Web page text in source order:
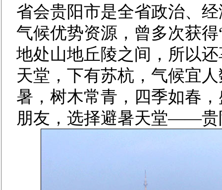
省会贵阳市是全省政治、
气候优势资源，曾多次获
地处山地丘陵之间，所以
天堂，下有苏杭，气候宜
暑，树木常青，四季如春
朋友，选择避暑天堂——贵